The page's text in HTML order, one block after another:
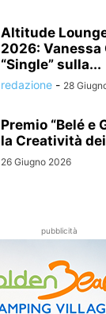
Altitude
2026: Vanessa
“Single” sulla...
redazione - 28
Premio “Belé e
la Creatività
26 Giugno 2026
pubblicità